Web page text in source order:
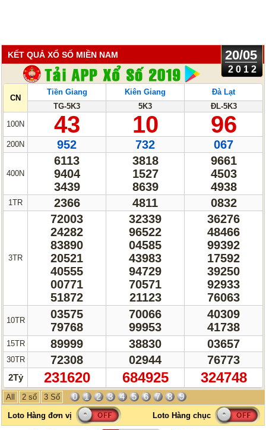
KẾT QUẢ XỔ SỐ MIỀN NAM 20/05
2012
CN
100N
200N
400N
1TR
3TR
10TR
15TR
30TR
2Tỷ
Tiền Giang
TG-5K3
43
952
6113
9404
3439
2366
72003
24282
83890
20521
40555
00771
51872
03575
79768
89999
72308
231620
Kiên Giang
5K3
10
732
3818
1527
8639
4811
32339
96522
04585
43983
94729
70571
21123
70066
99953
38830
02944
684925
Đà Lạt
ĐL-5K3
96
067
9661
4503
4938
0832
36276
48466
99392
17592
39250
92933
76063
40309
41738
03657
76773
324748
All 2 số 3 Số 0 1 2 3 4 5 6 7 8 9